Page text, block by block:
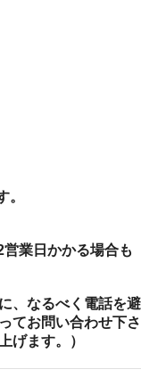
。
業日かかる場合も
、なるべく電話を避
てお問い合わせ下さ
げます。）